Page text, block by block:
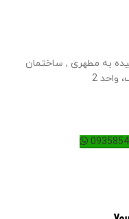
, نرسیده به مطهری , ساختمان